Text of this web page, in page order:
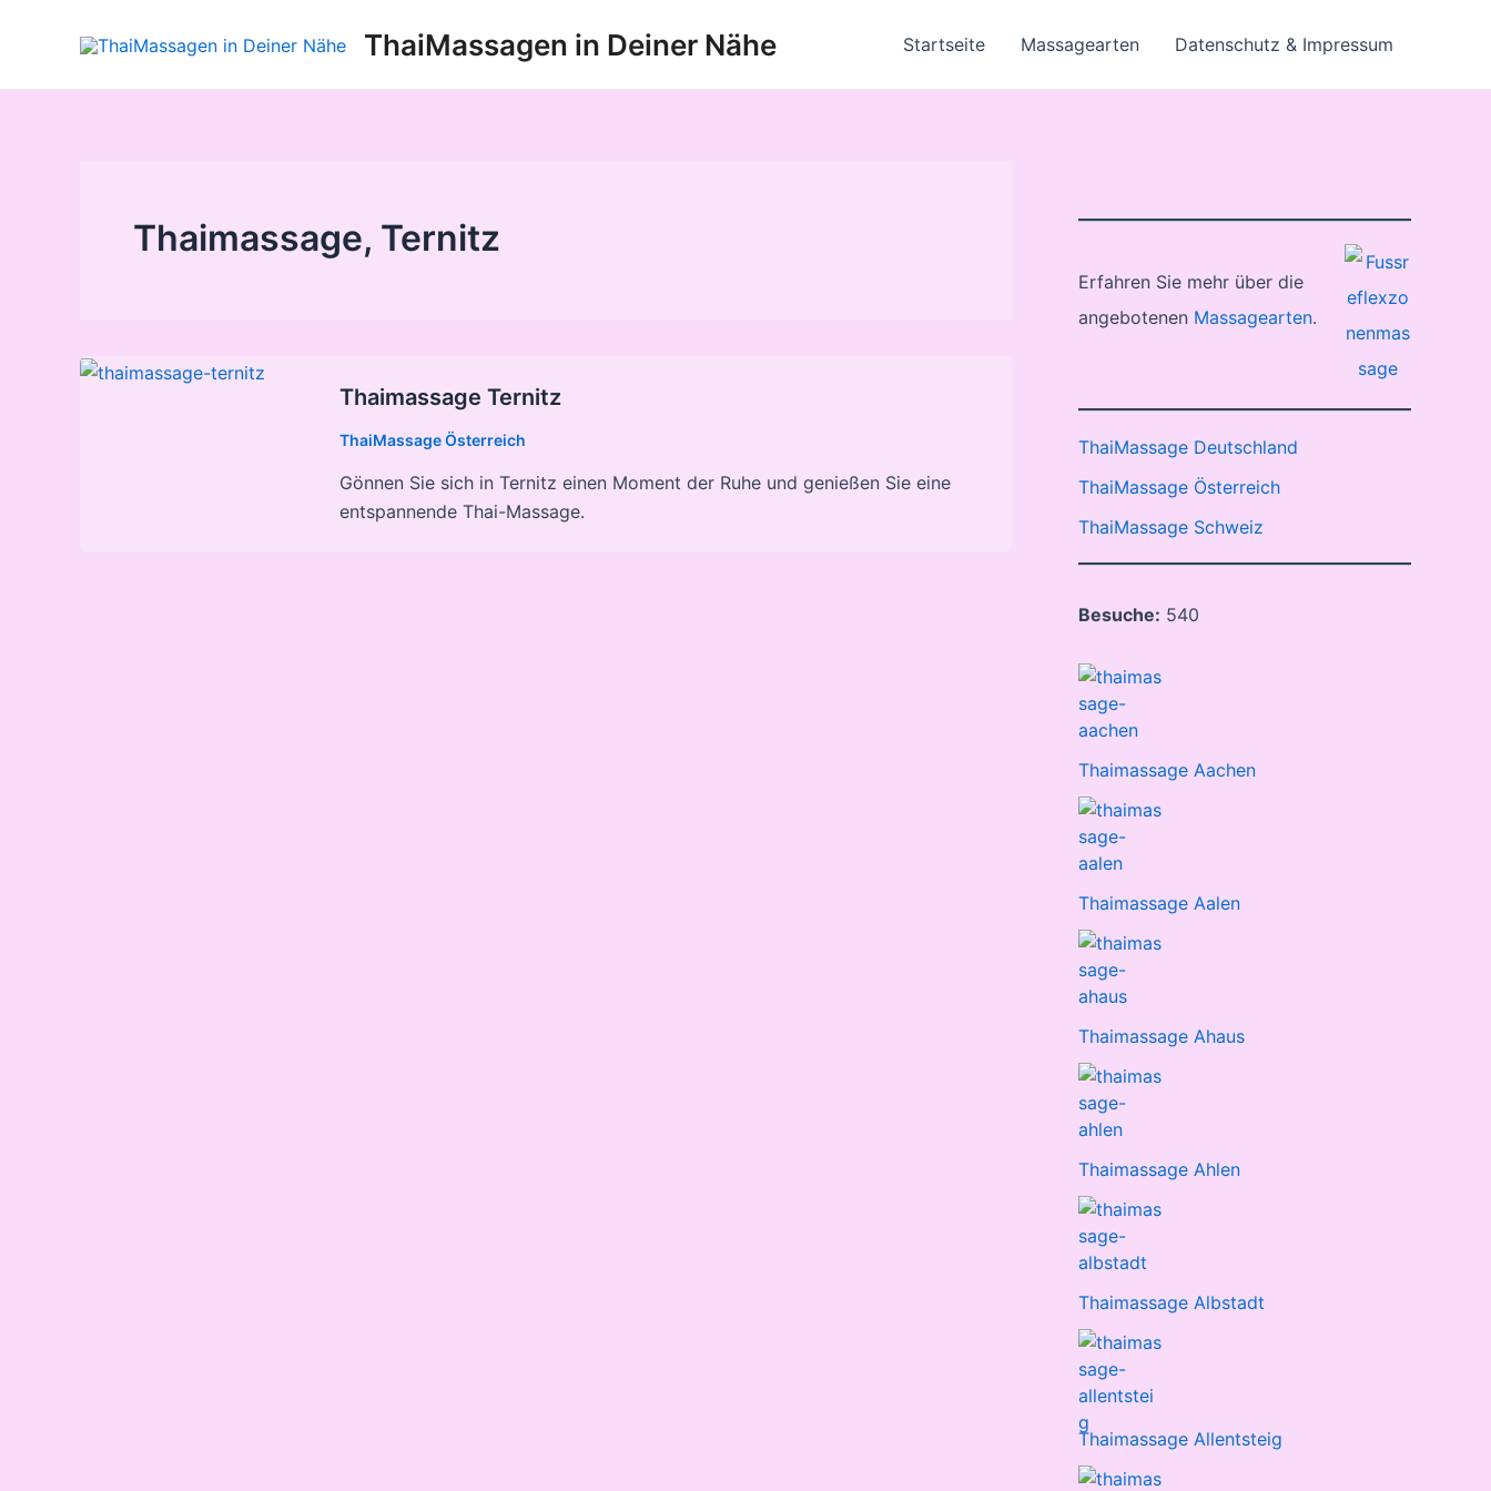
ThaiMassagen in Deiner Nähe Startseite Massagearten Datenschutz & Impressum
Thaimassage, Ternitz
Thaimassage Ternitz
ThaiMassage Österreich
Gönnen Sie sich in Ternitz einen Moment der Ruhe und genießen Sie eine
entspannende Thai-Massage.
Erfahren Sie mehr über die
angebotenen Massagearten.
ThaiMassage Deutschland
ThaiMassage Österreich
ThaiMassage Schweiz
Besuche: 540
Thaimassage Aachen
Thaimassage Aalen
Thaimassage Ahaus
Thaimassage Ahlen
Thaimassage Albstadt
Thaimassage Allentsteig